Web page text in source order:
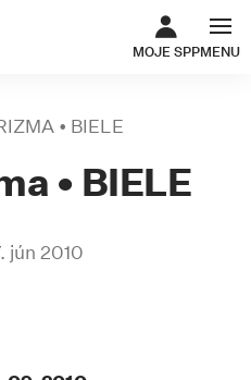
MOJE SPP
ODKAZ SA
MENU
• BIELE
• BIELE
jún 2010